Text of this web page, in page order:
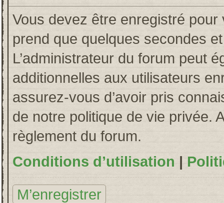
Vous devez être enregistré pour
prend que quelques secondes
L’administrateur du forum peut
additionnelles aux utilisateurs
assurez-vous d’avoir pris
de notre politique de vie privée.
règlement du forum.
Conditions d’utilisation |
M’enregistrer